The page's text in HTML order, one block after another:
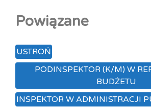
Powiązane
USTROŃ
PODINSPEKTOR (K/M) W
BUDŻETU
INSPEKTOR W ADMINISTRACJI